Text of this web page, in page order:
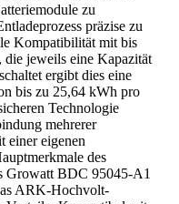
zu
präzise zu
Kompatibilität mit bis
jeweils eine Kapazität
ergibt dies eine
bis zu 25,64 kWh pro
Technologie
mehrerer
einer eigenen
des
BDC 95045-A1
ARK-Hochvolt-